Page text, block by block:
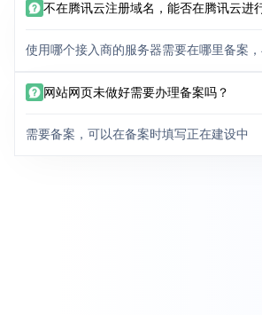
不在腾讯云注册域名，能否在腾讯云进
使用哪个接入商的服务器需要在哪里备案
网站网页未做好需要办理备案吗？
需要备案，可以在备案时填写正在建设中